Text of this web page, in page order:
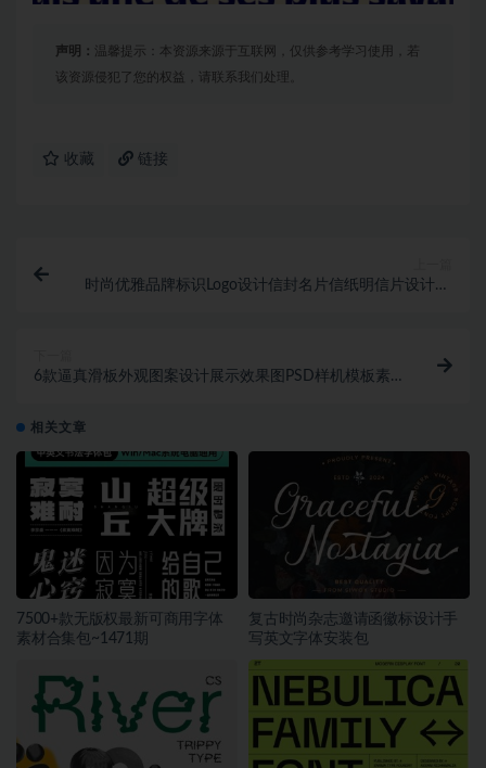
声明： 温馨提示：本资源来源于互联网，仅供参考学习使用，若
该资源侵犯了您的权益，请联系我们处理。
收藏 链接
时尚优雅品牌标识Logo设计信封名片信纸明信片设计PS
6款逼真滑板外观图案设计展示效果图PSD样机模板素
相关文章
7500+款无版权最新可商用字体
素材合集包~1471期
复古时尚杂志邀请函徽标设计手
写英文字体安装包